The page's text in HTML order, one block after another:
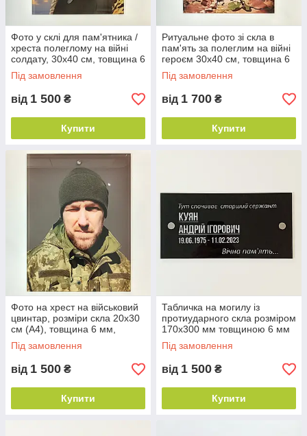
Фото у склі для пам'ятника /
хреста полеглому на війні
солдату, 30х40 см, товщина 6
мм
Під замовлення
від 1 500 ₴
Купити
Ритуальне фото зі скла в
пам'ять за полеглим на війні
героєм 30х40 см, товщина 6
мм
Під замовлення
від 1 700 ₴
Купити
Фото на хрест на військовий
цвинтар, розміри скла 20х30
см (А4), товщина 6 мм,
отвори/кріплення
Під замовлення
від 1 500 ₴
Купити
Табличка на могилу із
протиударного скла розміром
170х300 мм товщиною 6 мм
із кріпленнями
Під замовлення
від 1 500 ₴
Купити